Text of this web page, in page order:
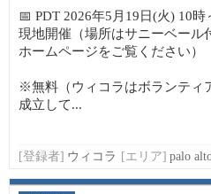
📅 PDT 2026年5月19日(火) 10時
現地開催（場所はサニーベール
ホームページをご覧ください）
※無料（ウィコラはボランティ
成立して...
[登録者] ウィコラ [エリア] palo